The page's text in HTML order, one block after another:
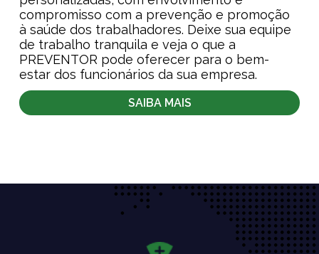
compromisso com a prevenção e promoção
à saúde dos trabalhadores. Deixe sua equipe
de trabalho tranquila e veja o que a
PREVENTOR pode oferecer para o bem-
estar dos funcionários da sua empresa.
SAIBA MAIS